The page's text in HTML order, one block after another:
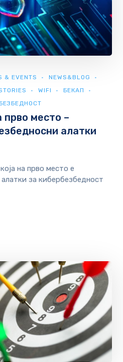
& EVENTS
NEWS&BLOG
WIFI
БЕКАП
прво место –
алатки
на прво место е
за кибербезбедност